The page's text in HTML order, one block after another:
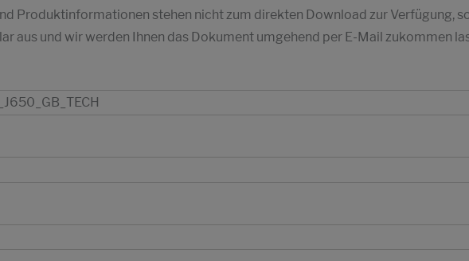
Produktinformationen stehen nicht zum direkten Download zur Verfügung,
aus und wir werden Ihnen das Dokument umgehend per E-Mail zukommen